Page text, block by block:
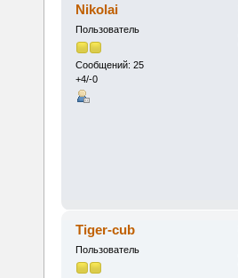
Nikolai
Пользователь
Сообщений: 25
+4/-0
Tiger-cub
Пользователь